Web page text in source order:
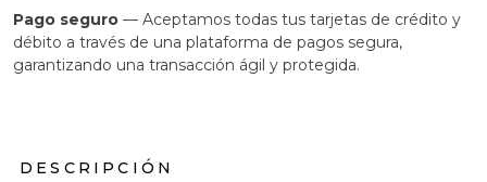
Pago seguro — Aceptamos todas tus tarjetas de crédito y
débito a través de una plataforma de pagos segura,
garantizando una transacción ágil y protegida.
DESCRIPCIÓN